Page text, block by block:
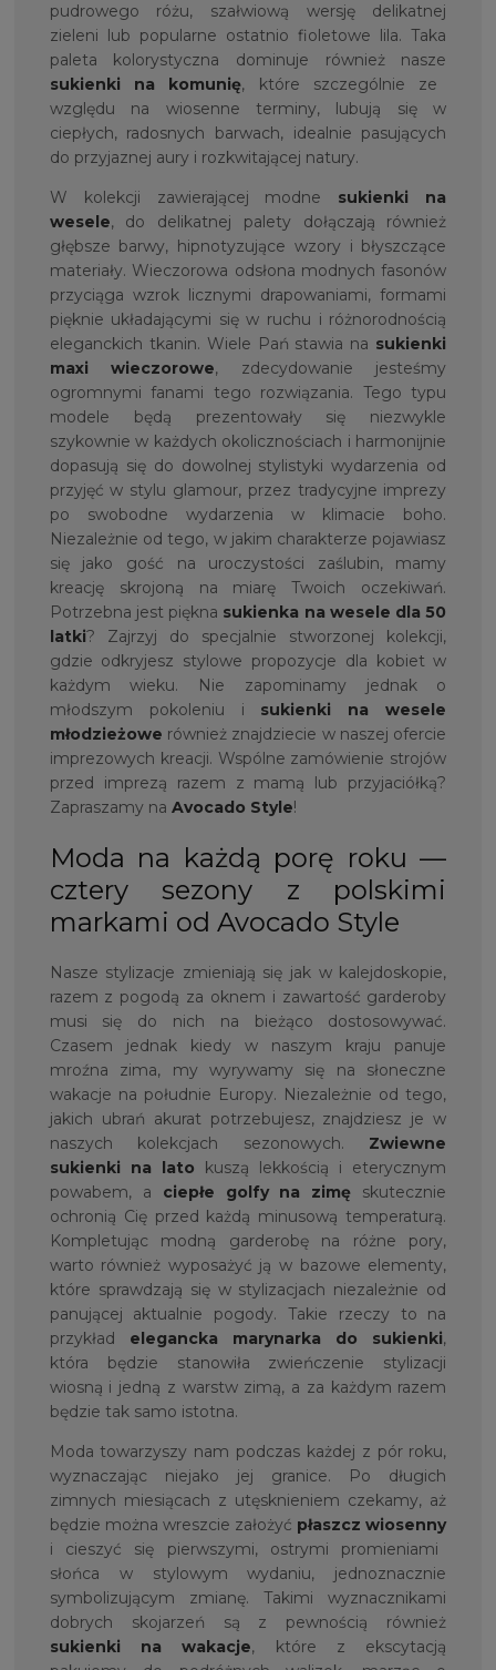
pudrowego różu, szałwiową wersję delikatnej
zieleni lub popularne ostatnio fioletowe lila. Taka
paleta kolorystyczna dominuje również nasze
sukienki na komunię, które szczególnie ze
względu na wiosenne terminy, lubują się w
ciepłych, radosnych barwach, idealnie pasujących
do przyjaznej aury i rozkwitającej natury.
W kolekcji zawierającej modne sukienki na
wesele, do delikatnej palety dołączają również
głębsze barwy, hipnotyzujące wzory i błyszczące
materiały. Wieczorowa odsłona modnych fasonów
przyciąga wzrok licznymi drapowaniami, formami
pięknie układającymi się w ruchu i różnorodnością
eleganckich tkanin. Wiele Pań stawia na sukienki
maxi wieczorowe, zdecydowanie jesteśmy
ogromnymi fanami tego rozwiązania. Tego typu
modele będą prezentowały się niezwykle
szykownie w każdych okolicznościach i harmonijnie
dopasują się do dowolnej stylistyki wydarzenia od
przyjęć w stylu glamour, przez tradycyjne imprezy
po swobodne wydarzenia w klimacie boho.
Niezależnie od tego, w jakim charakterze pojawiasz
się jako gość na uroczystości zaślubin, mamy
kreację skrojoną na miarę Twoich oczekiwań.
Potrzebna jest piękna sukienka na wesele dla 50
latki? Zajrzyj do specjalnie stworzonej kolekcji,
gdzie odkryjesz stylowe propozycje dla kobiet w
każdym wieku. Nie zapominamy jednak o
młodszym pokoleniu i sukienki na wesele
młodzieżowe również znajdziecie w naszej ofercie
imprezowych kreacji. Wspólne zamówienie strojów
przed imprezą razem z mamą lub przyjaciółką?
Zapraszamy na Avocado Style!
Moda na każdą porę roku —
cztery sezony z polskimi
markami od Avocado Style
Nasze stylizacje zmieniają się jak w kalejdoskopie,
razem z pogodą za oknem i zawartość garderoby
musi się do nich na bieżąco dostosowywać.
Czasem jednak kiedy w naszym kraju panuje
mroźna zima, my wyrywamy się na słoneczne
wakacje na południe Europy. Niezależnie od tego,
jakich ubrań akurat potrzebujesz, znajdziesz je w
naszych kolekcjach sezonowych. Zwiewne
sukienki na lato kuszą lekkością i eterycznym
powabem, a ciepłe golfyna zimę skutecznie
ochronią Cię przed każdą minusową temperaturą.
Kompletując modną garderobę na różne pory,
warto również wyposażyć ją w bazowe elementy,
które sprawdzają się w stylizacjach niezależnie od
panującej aktualnie pogody. Takie rzeczy to na
przykład
elegancka marynarka do sukienki,
która będzie stanowiła zwieńczenie stylizacji
wiosną i jedną z warstw zimą, a za każdym razem
będzie tak samo istotna.
Moda towarzyszy nam podczas każdej z pór roku,
wyznaczając niejako jej granice. Po długich
zimnych miesiącach z utęsknieniem czekamy, aż
będzie można wreszcie założyć płaszcz wiosenny
i cieszyć się pierwszymi, ostrymi promieniami
słońca w stylowym wydaniu, jednoznacznie
symbolizującym zmianę. Takimi wyznacznikami
dobrych skojarzeń są z pewnością również
sukienki na wakacje, które z ekscytacją